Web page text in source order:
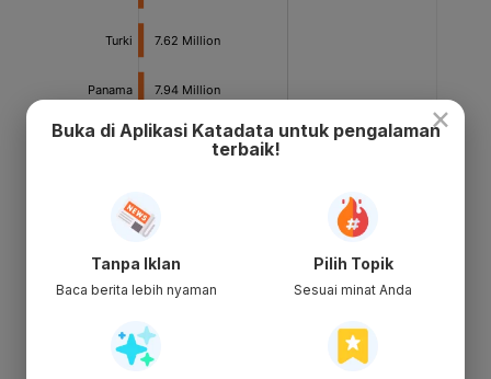
×
Buka di Aplikasi Katadata untuk pengalaman
terbaik!
Tanpa Iklan
Baca berita lebih nyaman
Pilih Topik
Sesuai minat Anda